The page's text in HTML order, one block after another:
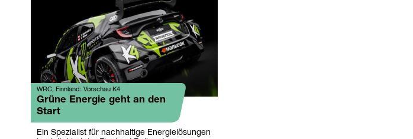
WRC, Finnland: Vorschau K4
Grüne Energie geht an den
Start
Ein Spezialist für nachhaltige Energielösungen